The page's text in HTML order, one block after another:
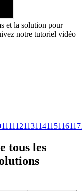
et la solution pour
notre tutoriel vidéo
111112113114115116117
tous les